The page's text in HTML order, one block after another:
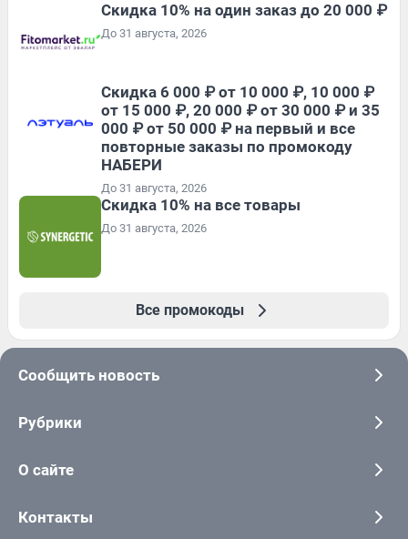
Скидка 10% на один заказ до 20 000 ₽
До 31 августа, 2026
Скидка 6 000 ₽ от 10 000 ₽, 10 000 ₽
от 15 000 ₽, 20 000 ₽ от 30 000 ₽ и 35
000 ₽ от 50 000 ₽ на первый и все
повторные заказы по промокоду
НАБЕРИ
До 31 августа, 2026
Скидка 10% на все товары
До 31 августа, 2026
Все промокоды
Сообщить новость
Рубрики
О сайте
Контакты